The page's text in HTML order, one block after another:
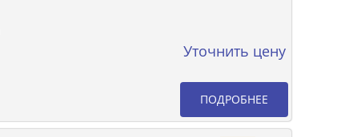
Уточнить цену
ПОДРОБНЕЕ